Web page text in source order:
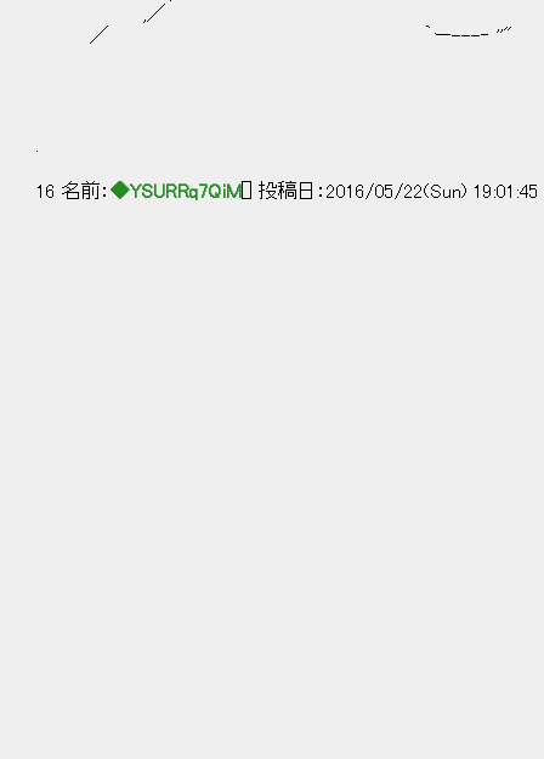
,／
／ ｀ー---‐ ''"
16 名前： ◆YSURRq7QiM [] 投稿日：2016/05/22(Sun) 19:01:45